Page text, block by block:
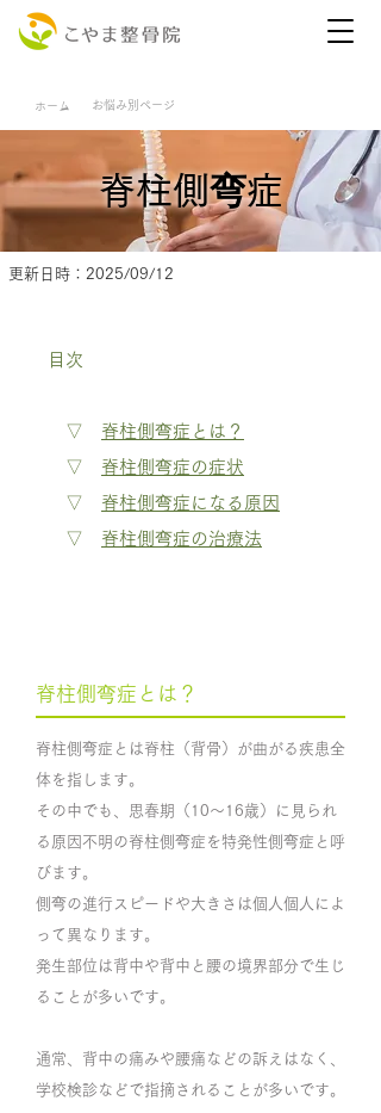
ホーム お悩み別ページ
脊柱側弯症
更新日時：2025/09/12
目次
​▽ 脊柱側弯症とは？
▽ 脊柱側弯症の症状
▽ 脊柱側弯症になる原因
▽ 脊柱側弯症の治療法
脊柱側弯症とは？
​脊柱側弯症とは脊柱（背骨）が曲がる疾患全
体を指します。
その中でも、思春期（10～16歳）に見られ
る原因不明の脊柱側弯症を特発性側弯症と呼
びます。
​側弯の進行スピードや大きさは個人個人によ
って異なります。
​発生部位は背中や背中と腰の境界部分で生じ
ることが多いです。
​通常、背中の痛みや腰痛などの訴えはなく、
学校検診などで指摘されることが多いです。